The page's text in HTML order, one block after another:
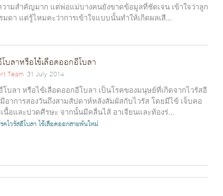
ามสำคัญมาก แต่พ่อแม่บางคนยังขาดข้อมูลที่ชัดเจน เข้าใจว่าลูก
มดา แต่รู้ไหมคะว่าการเข้าใจแบบนั้นทำให้เกิดผลเสี...
โบลาหรือไข้เลือดออกอีโบลา
Team 31 July 2014
โบลา หรือไข้เลือดออกอีโบลา เป็นโรคของมนุษย์ที่เกิดจากไวรัสอี
อาการสองวันถึงสามสัปดาห์หลังสัมผัสกับไวรัส โดยมีไข้ เจ็บคอ
นื้อและปวดศีรษะ จากนั้นมีคลื่นไส้ อาเจียนและท้องร่...
คไวรัสอีโบลาไข้เลือดออกสายพันใหม่